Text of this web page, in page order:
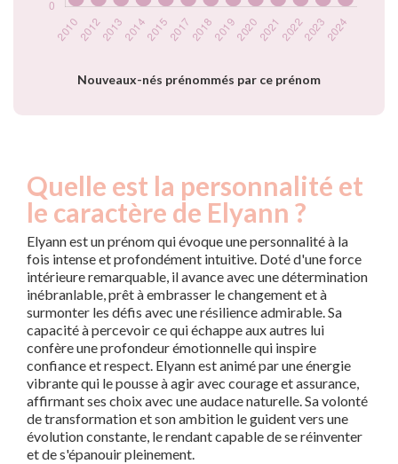
Nouveaux-nés prénommés par ce prénom
Quelle est la personnalité et
le caractère de Elyann ?
Elyann est un prénom qui évoque une personnalité à la
fois intense et profondément intuitive. Doté d'une force
intérieure remarquable, il avance avec une détermination
inébranlable, prêt à embrasser le changement et à
surmonter les défis avec une résilience admirable. Sa
capacité à percevoir ce qui échappe aux autres lui
confère une profondeur émotionnelle qui inspire
confiance et respect. Elyann est animé par une énergie
vibrante qui le pousse à agir avec courage et assurance,
affirmant ses choix avec une audace naturelle. Sa volonté
de transformation et son ambition le guident vers une
évolution constante, le rendant capable de se réinventer
et de s'épanouir pleinement.